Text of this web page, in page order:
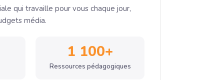
qui travaille pour vous chaque jour,
média.
1 100+
Ressources pédagogiques